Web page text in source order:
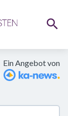
Ein Angebot von